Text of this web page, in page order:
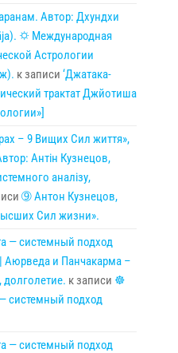
Автор: Дхундхи
🌣 Международная
Астрологии
к записи ‘Джатака-
трактат Джйотиша
– 9 Вищих Сил життя»,
Антін Кузнецов,
аналізу,
➈ Антон Кузнецов,
Сил жизни».
— системный подход
и Панчакарма –
долголетие. к записи ☸
системный подход
— системный подход